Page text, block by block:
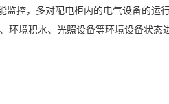
控，多对配电柜内的电气设备的运
环境积水、光照设备等环境设备状态